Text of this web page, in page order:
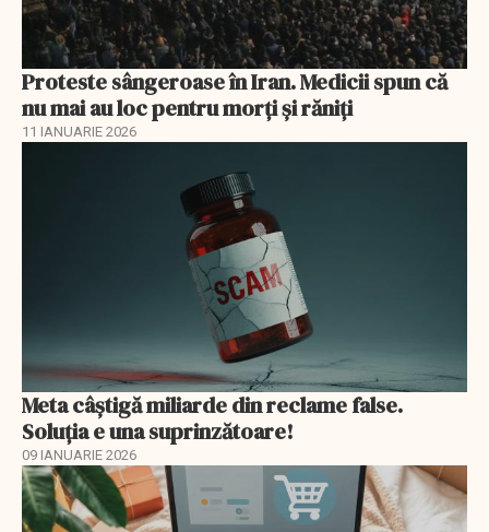
Proteste sângeroase în Iran. Medicii spun că
nu mai au loc pentru morți și răniți
11 IANUARIE 2026
Meta câștigă miliarde din reclame false.
Soluția e una suprinzătoare!
09 IANUARIE 2026